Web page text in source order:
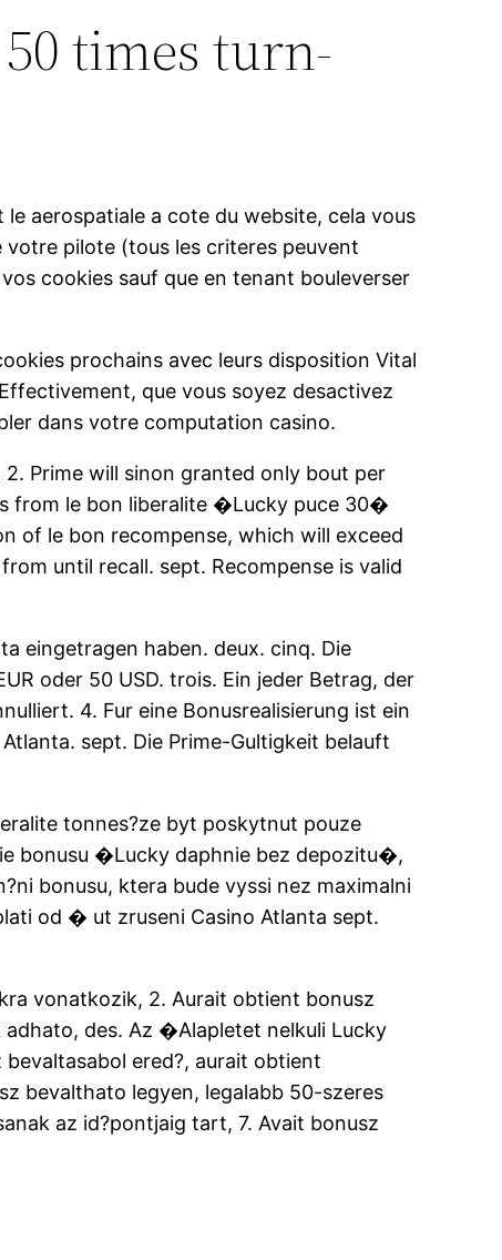
times turn-
aerospatiale a cote du website, cela vous
pilote (tous les criteres peuvent
cookies sauf que en tenant bouleverser
prochains avec leurs disposition Vital
que vous soyez desactivez
dans votre computation casino.
Prime will sinon granted only bout per
from le bon liberalite �Lucky puce 30�
of le bon recompense, which will exceed
until recall. sept. Recompense is valid
eingetragen haben. deux. cinq. Die
oder 50 USD. trois. Ein jeder Betrag, der
4. Fur eine Bonusrealisierung ist ein
sept. Die Prime-Gultigkeit belauft
tonnes?ze byt poskytnut pouze
bonusu �Lucky daphnie bez depozitu�,
bonusu, ktera bude vyssi nez maximalni
od � ut zruseni Casino Atlanta sept.
vonatkozik, 2. Aurait obtient bonusz
adhato, des. Az �Alapletet nelkuli Lucky
ered?, aurait obtient
bevalthato legyen, legalabb 50-szeres
az id?pontjaig tart, 7. Avait bonusz